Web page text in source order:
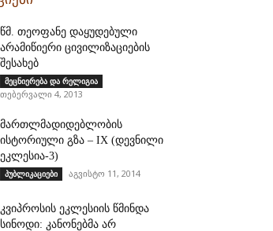
წმ. თეოფანე დაყუდებული
არამიწიერი ცივილიზაციების
შესახებ
მეცნიერება და რელიგია
თებერვალი 4, 2013
მართლმადიდებლობის
ისტორიული გზა – IX (დევნილი
ეკლესია-3)
პუბლიკაციები აგვისტო 11, 2014
კვიპროსის ეკლესიის წმინდა
სინოდი: კანონებმა არ